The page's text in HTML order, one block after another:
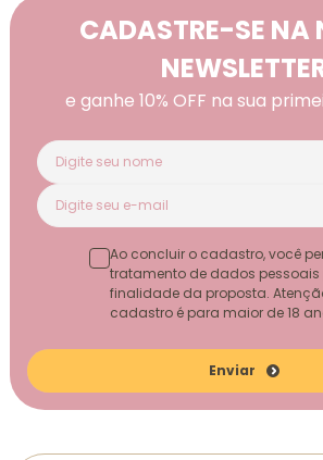
CADASTRE-SE NA
e ganhe 10% OFF na sua
Enviar
Ao concluir o cadastro, você
tratamento de dados pessoais
finalidade da proposta.
cadastro é para maior de 18